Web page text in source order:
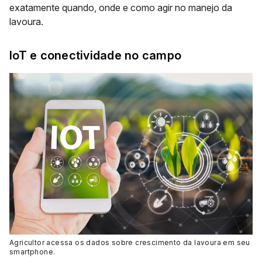
exatamente quando, onde e como agir no manejo da
lavoura.
IoT e conectividade no campo
Agricultor acessa os dados sobre crescimento da lavoura em seu
smartphone.